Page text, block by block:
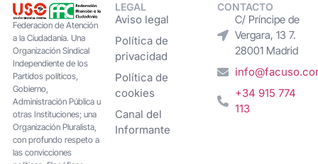
Federacion de Atención
a la Ciudadanía. Una
Organización Sindical
Independiente de los
Partidos políticos,
Gobierno,
Administración Pública u
otras Instituciones; una
Organización Pluralista,
con profundo respeto a
las convicciones
LEGAL
Aviso legal
Política de
privacidad
Política de
cookies
Canal del
Informante
CONTACTO
C/ Príncipe de
Vergara, 13 7.
28001 Madrid
+34 915 774
113